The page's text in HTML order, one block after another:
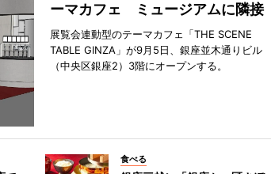
ーマカフェ ミュージアムに隣接
展覧会連動型のテーマカフェ「THE SCENE
TABLE GINZA」が9月5日、銀座並木通りビル
（中央区銀座2）3階にオープンする。
食べる